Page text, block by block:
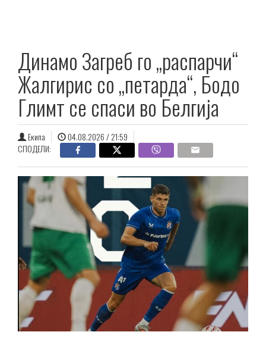
Динамо Загреб го „распарчи“
Жалгирис со „петарда“, Бодо
Глимт се спаси во Белгија
Екипа
04.08.2026 / 21:59
СПОДЕЛИ: